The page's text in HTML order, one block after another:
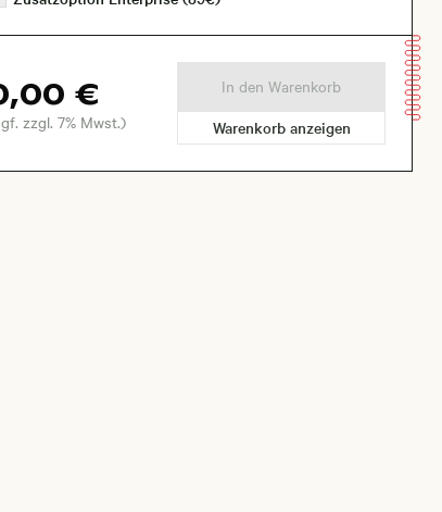
€
zzgl. 7% Mwst.)
In den Warenkorb
Warenkorb anzeigen